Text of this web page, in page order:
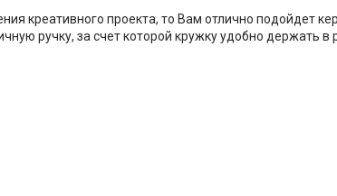
креативного проекта, то Вам отлично подойдет
ручку, за счет которой кружку удобно держать в